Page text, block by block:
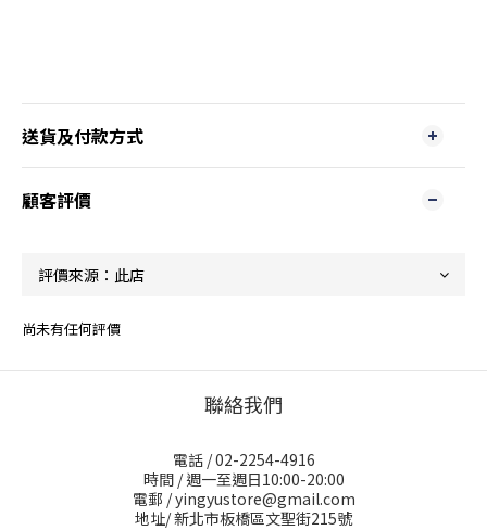
送貨及付款方式
顧客評價
尚未有任何評價
聯絡我們
電話 / 02-2254-4916
時間 / 週一至週日10:00-20:00
電郵 / yingyustore@gmail.com
地址/ 新北市板橋區文聖街215號